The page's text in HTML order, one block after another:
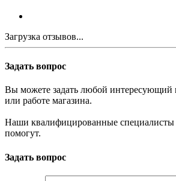
Загрузка отзывов...
Задать вопрос
Вы можете задать любой интересующий
или работе магазина.
Наши квалифицированные специалисты
помогут.
Задать вопрос